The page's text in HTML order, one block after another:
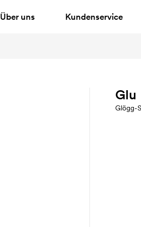
Über uns Kundenservice
Glu
Glögg-